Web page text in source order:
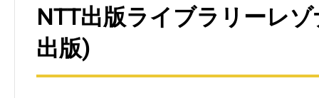
NTT出版ライブラリーレ
出版)